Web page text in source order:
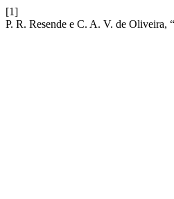
[1]
P. R. Resende e C. A. V. de Oliveira,